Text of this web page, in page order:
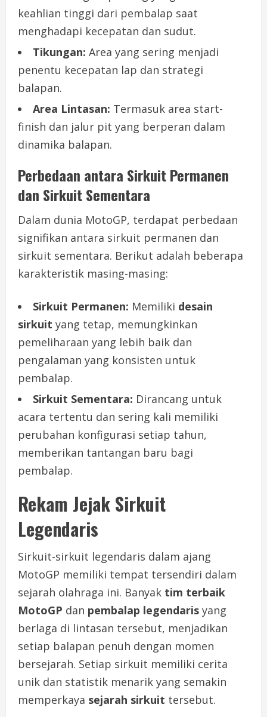
keahlian tinggi dari pembalap saat
menghadapi kecepatan dan sudut.
Tikungan: Area yang sering menjadi
penentu kecepatan lap dan strategi
balapan.
Area Lintasan: Termasuk area start-
finish dan jalur pit yang berperan dalam
dinamika balapan.
Perbedaan antara Sirkuit Permanen
dan Sirkuit Sementara
Dalam dunia MotoGP, terdapat perbedaan
signifikan antara sirkuit permanen dan
sirkuit sementara. Berikut adalah beberapa
karakteristik masing-masing:
Sirkuit Permanen: Memiliki desain
sirkuit yang tetap, memungkinkan
pemeliharaan yang lebih baik dan
pengalaman yang konsisten untuk
pembalap.
Sirkuit Sementara: Dirancang untuk
acara tertentu dan sering kali memiliki
perubahan konfigurasi setiap tahun,
memberikan tantangan baru bagi
pembalap.
Rekam Jejak Sirkuit
Legendaris
Sirkuit-sirkuit legendaris dalam ajang
MotoGP memiliki tempat tersendiri dalam
sejarah olahraga ini. Banyak tim terbaik
MotoGP dan pembalap legendaris yang
berlaga di lintasan tersebut, menjadikan
setiap balapan penuh dengan momen
bersejarah. Setiap sirkuit memiliki cerita
unik dan statistik menarik yang semakin
memperkaya sejarah sirkuit tersebut.